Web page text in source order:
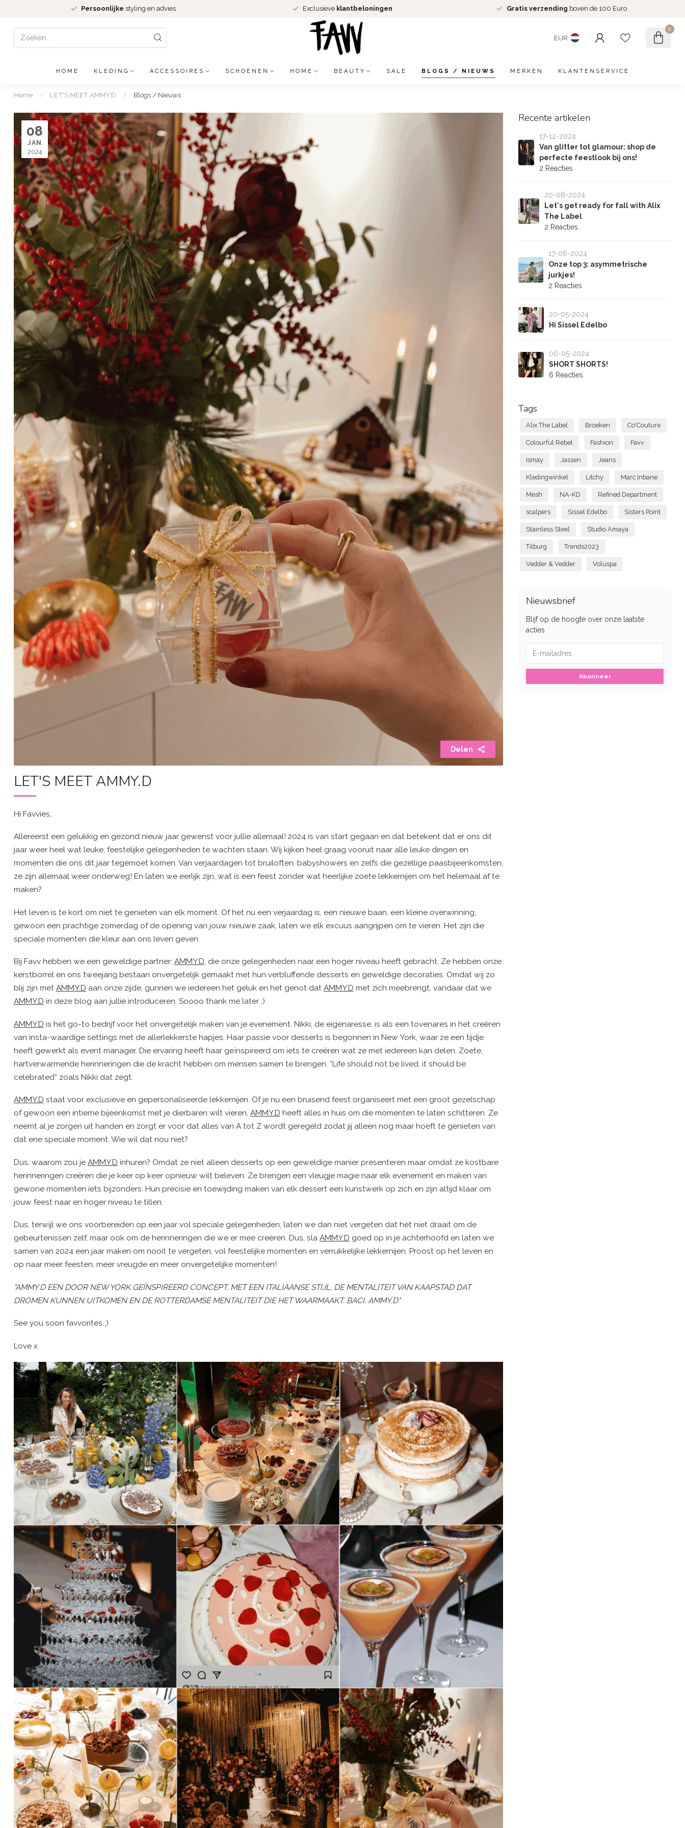
Persoonlijke styling en advies Exclusieve klantbeloningen Gratis verzending boven de 100 Euro
EUR
0
HOME KLEDING ACCESSOIRES SCHOENEN HOME BEAUTY SALE BLOGS / NIEUWS MERKEN KLANTENSERVICE
Home / LET'S MEET AMMY.D / Blogs / Nieuws
08
JAN
2024
Delen
LET'S MEET AMMY.D
Hi Favvies,
Allereerst een gelukkig en gezond nieuw jaar gewenst voor jullie allemaal! 2024 is van start gegaan en dat betekent dat er ons dit
jaar weer heel wat leuke, feestelijke gelegenheden te wachten staan. Wij kijken heel graag vooruit naar alle leuke dingen en
momenten die ons dit jaar tegemoet komen. Van verjaardagen tot bruiloften, babyshowers en zelfs die gezellige paasbijeenkomsten,
ze zijn allemaal weer onderweg! En laten we eerlijk zijn, wat is een feest zonder wat heerlijke zoete lekkernijen om het helemaal af te
maken?
Het leven is te kort om niet te genieten van elk moment. Of het nu een verjaardag is, een nieuwe baan, een kleine overwinning,
gewoon een prachtige zomerdag of de opening van jouw nieuwe zaak, laten we elk excuus aangrijpen om te vieren. Het zijn die
speciale momenten die kleur aan ons leven geven.
Bij Favv hebben we een geweldige partner: AMMY.D, die onze gelegenheden naar een hoger niveau heeft gebracht. Ze hebben onze
kerstborrel en ons tweejarig bestaan onvergetelijk gemaakt met hun verbluffende desserts en geweldige decoraties. Omdat wij zo
blij zijn met AMMY.D aan onze zijde, gunnen we iedereen het geluk en het genot dat AMMY.D met zich meebrengt, vandaar dat we
AMMY.D in deze blog aan jullie introduceren. Soooo thank me later ;)
AMMY.D is het go-to bedrijf voor het onvergetelijk maken van je evenement. Nikki, de eigenaresse, is als een tovenares in het creëren
van insta-waardige settings met de allerlekkerste hapjes. Haar passie voor desserts is begonnen in New York, waar ze een tijdje
heeft gewerkt als event manager. Die ervaring heeft haar geïnspireerd om iets te creëren wat ze met iedereen kan delen. Zoete,
hartverwarmende herinneringen die de kracht hebben om mensen samen te brengen. “Life should not be lived, it should be
celebrated” zoals Nikki dat zegt.
AMMY.D staat voor exclusieve en gepersonaliseerde lekkernijen. Of je nu een bruisend feest organiseert met een groot gezelschap
of gewoon een intieme bijeenkomst met je dierbaren wilt vieren, AMMY.D heeft alles in huis om die momenten te laten schitteren. Ze
neemt al je zorgen uit handen en zorgt er voor dat alles van A tot Z wordt geregeld zodat jij alleen nog maar hoeft te genieten van
dat ene speciale moment. Wie wil dat nou niet?
Dus, waarom zou je AMMY.D inhuren? Omdat ze niet alleen desserts op een geweldige manier presenteren maar omdat ze kostbare
herinneringen creëren die je keer op keer opnieuw wilt beleven. Ze brengen een vleugje magie naar elk evenement en maken van
gewone momenten iets bijzonders. Hun precisie en toewijding maken van elk dessert een kunstwerk op zich en zijn altijd klaar om
jouw feest naar en hoger niveau te tillen.
Dus, terwijl we ons voorbereiden op een jaar vol speciale gelegenheden, laten we dan niet vergeten dat het niet draait om de
gebeurtenissen zelf, maar ook om de herinneringen die we er mee creëren. Dus, sla AMMY.D goed op in je achterhoofd en laten we
samen van 2024 een jaar maken om nooit te vergeten, vol feestelijke momenten en verrukkelijke lekkernijen. Proost op het leven en
op naar meer feesten, meer vreugde en meer onvergetelijke momenten!
"AMMY.D EEN DOOR NEW YORK GEÏNSPIREERD CONCEPT, MET EEN ITALIAANSE STIJL, DE MENTALITEIT VAN KAAPSTAD DAT
DROMEN KUNNEN UITKOMEN EN DE ROTTERDAMSE MENTALITEIT DIE HET WAARMAAKT. BACI, AMMY.D"
See you soon favvorites ;)
Love x
Recente artikelen
17-12-2024
Van glitter tot glamour: shop de
perfecte feestlook bij ons!
2 Reacties
20-08-2024
Let's get ready for fall with Alix
The Label
2 Reacties
17-06-2024
Onze top 3: asymmetrische
jurkjes!
2 Reacties
20-05-2024
Hi Sissel Edelbo
06-05-2024
SHORT SHORTS!
6 Reacties
Tags
Alix The Label Broeken Co'Couture
Colourful Rebel Fashion Favv
Ismay Jassen Jeans
Kledingwinkel Litchy Marc Inbane
Mesh NA-KD Refined Department
scalpers Sissel Edelbo Sisters Point
Stainless Steel Studio Amaya
Tilburg Trends2023
Vedder & Vedder Voluspa
Nieuwsbrief
Blijf op de hoogte over onze laatste
acties
Abonneer